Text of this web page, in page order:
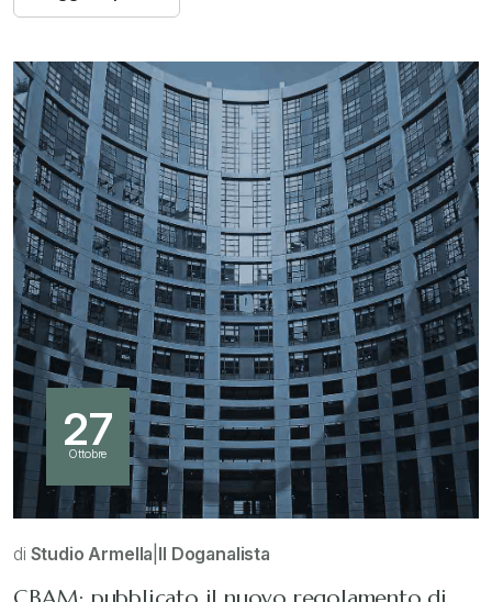
27
Ottobre
di Studio Armella Il Doganalista